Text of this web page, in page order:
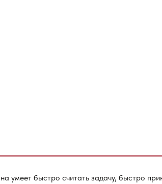
умеет быстро считать задачу, быстро